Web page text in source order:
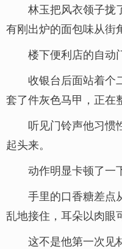
林玉把风衣领子拢
有刚出炉的面包味从街
楼下便利店的自动
收银台后面站着个
套了件灰色马甲，正在
听见门铃声他习惯
起头来。
动作明显卡顿了一
手里的口香糖差点
乱地接住，耳朵以肉眼
这不是他第一次见